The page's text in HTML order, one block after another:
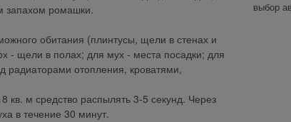
запахом ромашки.
обитания (плинтусы, щели в стенах и
- щели в полах; для мух - места посадки; для
радиаторами отопления, кроватями,
м средство распылять 3-5 секунд. Через
в течение 30 минут.
выбор